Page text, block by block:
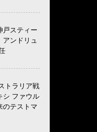
戸スティー
ンドリュ
トラリア戦
シ ファウル
のテストマ